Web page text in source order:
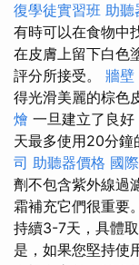
復學徒實習班 助聽
有時可以在食物中
在皮膚上留下白色
評分所接受。 牆壁
得光滑美麗的棕色
燴 一旦建立了良
天最多使用20分鐘
司 助聽器價格 國
劑不包含紫外線過
霜補充它們很重要。
持續3-7天，具體
是，如果您堅持使